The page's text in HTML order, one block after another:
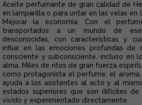
Aceite perfumante de gran calidad de
en lamparilla o para untar en las velas en
Mejorar la economía. Con el
transportados a un mundo de
desconocidas, con características y
influir en las emociones profundas de
consciente y subconsciente, incluso en
alma. Miles de ritos de gran fuerza
como protagonista el perfume, el
ayuda a los asistentes al acto y al
estados superiores que son difíciles
vivido y experimentado directamente.